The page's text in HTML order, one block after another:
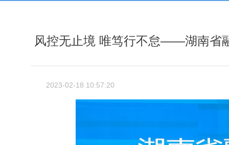
风控无止境 唯笃行不怠——湖南省
2023-02-18 10:57:20